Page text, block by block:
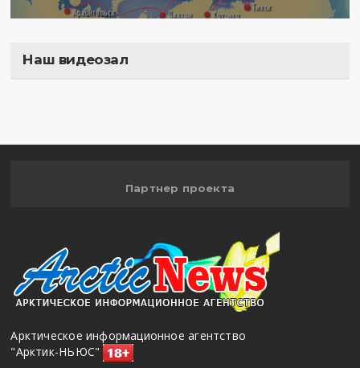
Наш видеозал
Партнер проекта
Арктическое информационное агентство
"Арктик-НЬЮС"